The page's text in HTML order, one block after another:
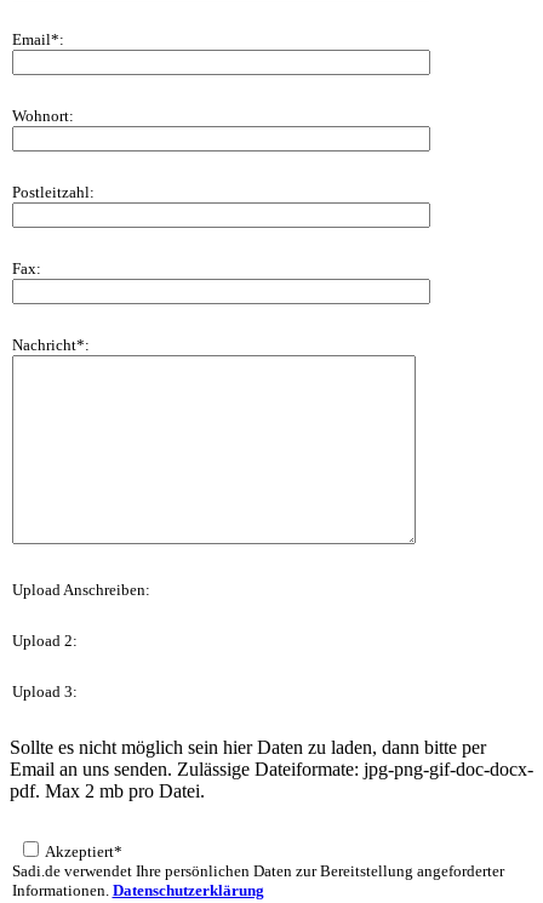
Email*:
Wohnort:
Postleitzahl:
Fax:
Nachricht*:
Upload Anschreiben:
Upload 2:
Upload 3:
Sollte es nicht möglich sein hier Daten zu laden, dann bitte per
Email an uns senden. Zulässige Dateiformate: jpg-png-gif-doc-docx-
pdf. Max 2 mb pro Datei.
Akzeptiert*
Sadi.de verwendet Ihre persönlichen Daten zur Bereitstellung angeforderter
Informationen. Datenschutzerklärung